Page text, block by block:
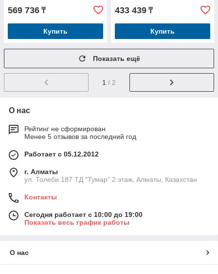
569 736 ₸
Купить
433 439 ₸
Купить
Показать ещё
1 / 2
О нас
Рейтинг не сформирован
Менее 5 отзывов за последний год
Работает с 05.12.2012
г. Алматы
ул. Толеби 187 ТД "Тумар" 2 этаж, Алматы, Казахстан
Контакты
Сегодня работает с 10:00 до 19:00
Показать весь график работы
О нас